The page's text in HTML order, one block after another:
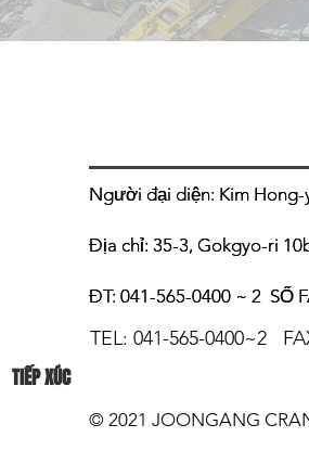
TIẾP XÚC
Người đại diện: Kim
Địa chỉ: 35-3, Gokgyo-ri
ĐT: 041-565-0400 ~ 2 SỐ
Người đại diện: Kim
Địa chỉ: 35-3, Gokgyo-ri
ĐT: 041-565-0400 ~ 2 SỐ
TEL: 041-565-0400~2
© 2021 JOONGANG